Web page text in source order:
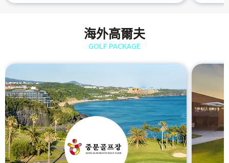
海外高爾夫
GOLF PACKAGE